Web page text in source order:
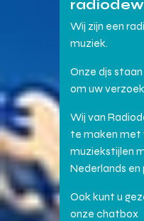
Wij zijn een
muziek.
Onze djs
om uw
Wij van
te maken met
muziekstijlen
Nederlands
Ook kunt u
onze chatbox